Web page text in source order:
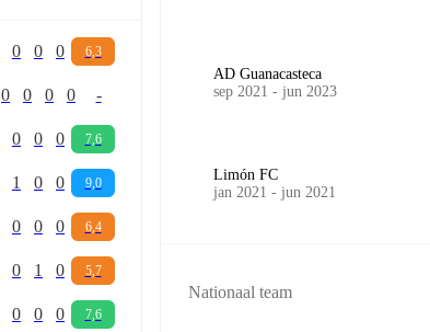
0 0 0 6,3
0 0 0 0 -
0 0 0 7,6
1 0 0 9,0
0 0 0 6,4
0 1 0 5,7
0 0 0 7,6
AD Guanacasteca
sep 2021 - jun 2023
Limón FC
jan 2021 - jun 2021
Nationaal team